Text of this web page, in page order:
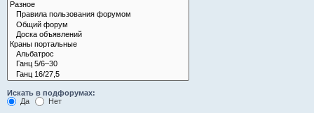
Искать в подфорумах:
Да
Нет